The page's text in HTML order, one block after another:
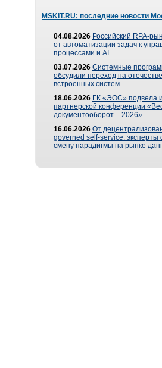
MSKIT.RU: последние новости
04.08.2026 Российский RPA-
от автоматизации задач к
процессами и AI
03.07.2026 Системные
обсудили переход на
встроенных систем
18.06.2026 ГК «ЭОС» подвела
партнерской конференции
документооборот – 2026»
16.06.2026 От
governed self-service: эксперты
смену парадигмы на рынке